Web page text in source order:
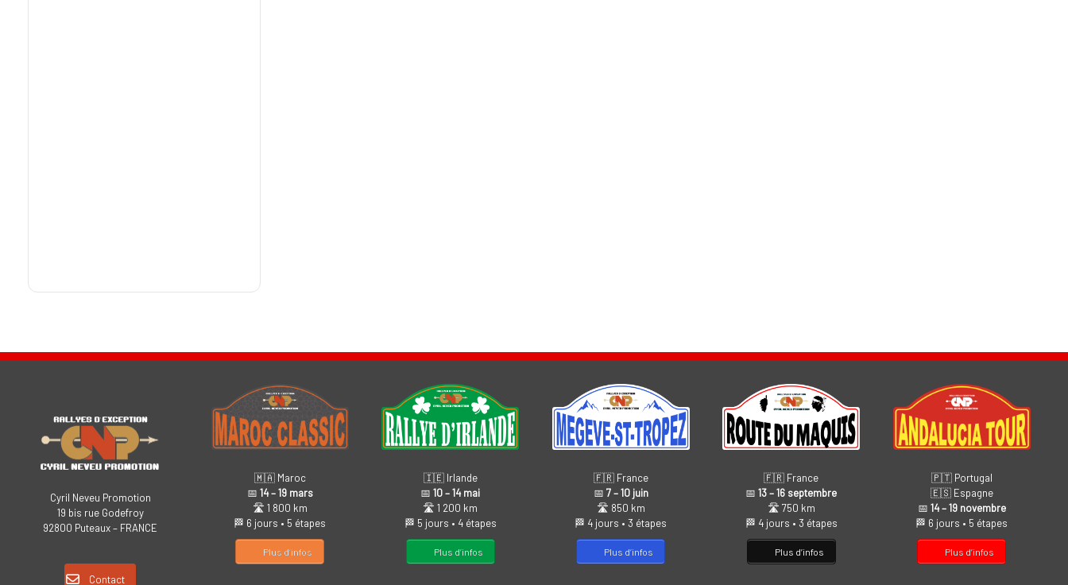
Cyril Neveu Promotion
19 bis rue Godefroy
92800 Puteaux – FRANCE
Contact
🇲🇦 Maroc
📅 14 – 19 mars
🛣️ 1 800 km
🏁 6 jours • 5 étapes
Plus d’infos
🇮🇪 Irlande
📅10 – 14 mai
🛣️ 1 200 km
🏁 5 jours • 4 étapes
Plus d’infos
🇫🇷 France
📅 7 – 10 juin
🛣️ 850 km
🏁 4 jours • 3 étapes
Plus d’infos
🇫🇷 France
📅13 – 16 septembre
🛣️ 750 km
🏁 4 jours • 3 étapes
Plus d’infos
🇵🇹 Portugal
🇪🇸 Espagne
📅 14 – 19 novembre
🏁 6 jours • 5 étapes
Plus d’infos